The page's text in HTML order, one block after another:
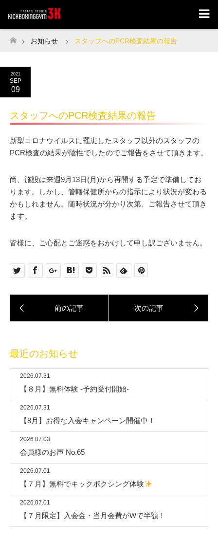
ホーム
お知らせ スタッフへのPCR検査結果の報告
2021
SEP
09
スタッフへのPCR検査結果の報告
新型コロナウイルスに罹患したスタッフ以外のスタッフの
PCR検査の結果が陰性でしたのでご報告をさせて頂きます。
尚、施設は来週9月13日(月)から再開する予定で準備してお
ります。しかし、管轄保健所からの指示により状況が変わる
かもしれません。随時状況が分かり次第、ご報告させて頂き
ます。
皆様に、ご心配とご迷惑をおかけして申し訳ございません。
最近のお知らせ
2026.07.31
【８月】無料体験 -予約受付開始-
2026.07.31
【8月】お得な入会キャンペーン開催中！
2026.07.03
会員様のお声 No.65
2026.07.01
【７月】無料でキックボクシング体験
2026.07.01
【７月限定】入会金・当月会費がWで半額！